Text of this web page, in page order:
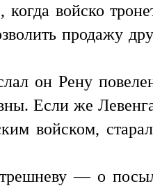
войско
продажу
он Рену
Если же
войском,
— о